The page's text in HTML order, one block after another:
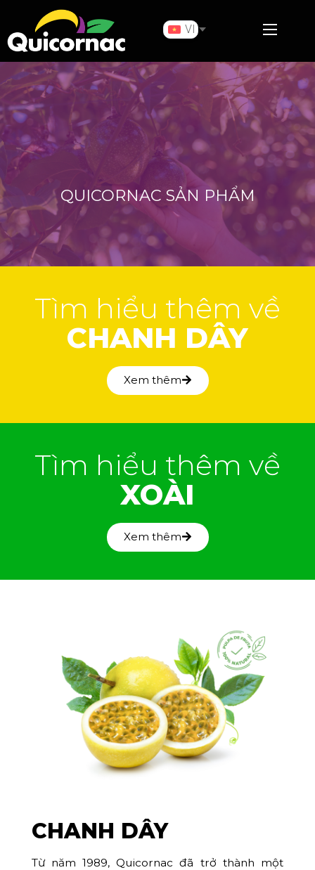
VI
QUICORNAC SẢN PHẨM
Tìm hiểu thêm về
CHANH DÂY
Xem thêm
Tìm hiểu thêm về
XOÀI
Xem thêm
CHANH DÂY
Từ năm 1989, Quicornac đã trở thành một